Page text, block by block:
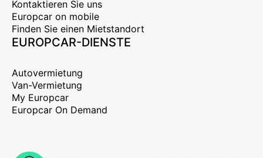
Kontaktieren Sie uns
Europcar on mobile
Finden Sie einen Mietstandort
EUROPCAR-DIENSTE
Autovermietung
Van-Vermietung
My Europcar
Europcar On Demand